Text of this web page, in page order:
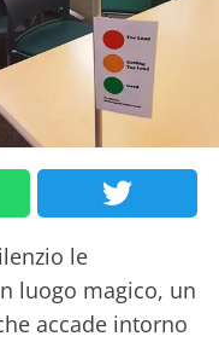
le
luogo magico, un
accade intorno